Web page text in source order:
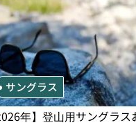
サングラス
年】登山用サングラス